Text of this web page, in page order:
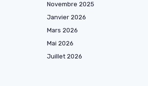
Novembre 2025
Janvier 2026
Mars 2026
Mai 2026
Juillet 2026